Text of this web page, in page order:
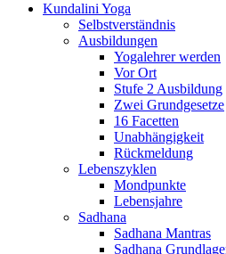
Kundalini Yoga
Selbstverständnis
Ausbildungen
Yogalehrer werden
Vor Ort
Stufe 2 Ausbildung
Zwei Grundgesetze
16 Facetten
Unabhängigkeit
Rückmeldung
Lebenszyklen
Mondpunkte
Lebensjahre
Sadhana
Sadhana Mantras
Sadhana